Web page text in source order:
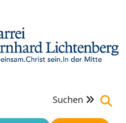
Suchen 